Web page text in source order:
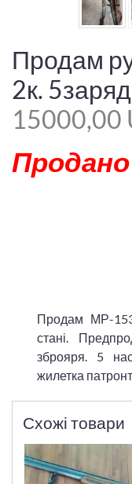
Продам
2к.
15000,00
Продано
Продам МР-
стані.
зброяря. 5
жилетка
Схожі товари